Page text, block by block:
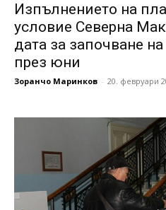
Изпълнението на
условие Северна
дата за започване
през юни
Зоранчо Маринков - 20. февруари